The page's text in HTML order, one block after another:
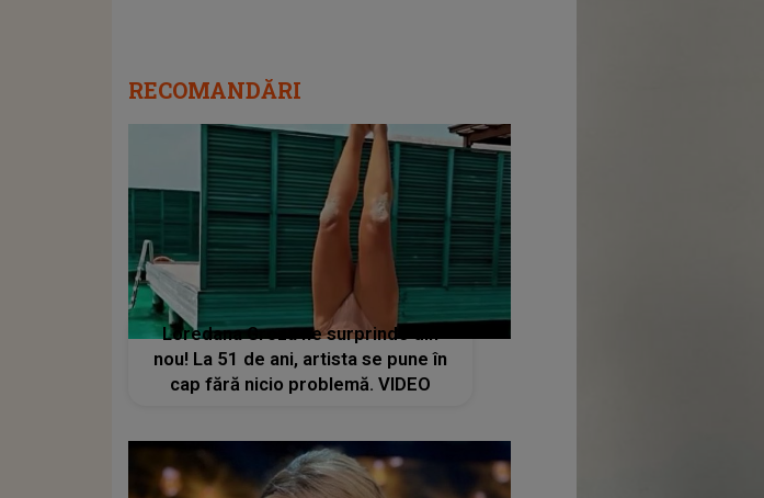
RECOMANDĂRI
Loredana Groza ne surprinde din
nou! La 51 de ani, artista se pune în
cap fără nicio problemă. VIDEO